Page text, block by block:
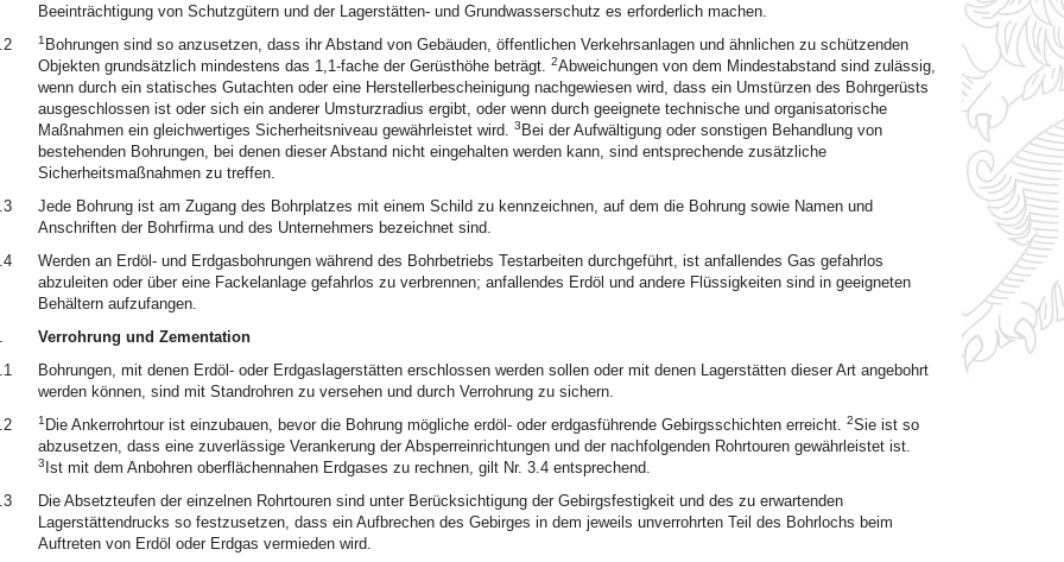
Beeinträchtigung von Schutzgütern und der Lagerstätten- und Grundwasserschutz es erforderlich machen.
1 Bohrungen sind so anzusetzen, dass ihr Abstand von Gebäuden, öffentlichen Verkehrsanlagen und ähnlichen zu schützenden
Objekten grundsätzlich mindestens das 1,1-fache der Gerüsthöhe beträgt. 2Abweichungen von dem Mindestabstand sind zulässig,
wenn durch ein statisches Gutachten oder eine Herstellerbescheinigung nachgewiesen wird, dass ein Umstürzen des Bohrgerüsts
ausgeschlossen ist oder sich ein anderer Umsturzradius ergibt, oder wenn durch geeignete technische und organisatorische
Maßnahmen ein gleichwertiges Sicherheitsniveau gewährleistet wird. 3 Bei der Aufwältigung oder sonstigen Behandlung von
bestehenden Bohrungen, bei denen dieser Abstand nicht eingehalten werden kann, sind entsprechende zusätzliche
Sicherheitsmaßnahmen zu treffen.
Jede Bohrung ist am Zugang des Bohrplatzes mit einem Schild zu kennzeichnen, auf dem die Bohrung sowie Namen und
Anschriften der Bohrfirma und des Unternehmers bezeichnet sind.
Werden an Erdöl- und Erdgasbohrungen während des Bohrbetriebs Testarbeiten durchgeführt, ist anfallendes Gas gefahrlos
abzuleiten oder über eine Fackelanlage gefahrlos zu verbrennen; anfallendes Erdöl und andere Flüssigkeiten sind in geeigneten
Behältern aufzufangen.
Verrohrung und Zementation
Bohrungen, mit denen Erdöl- oder Erdgaslagerstätten erschlossen werden sollen oder mit denen Lagerstätten dieser Art angebohrt
werden können, sind mit Standrohren zu versehen und durch Verrohrung zu sichern.
1 Die Ankerrohrtour ist einzubauen, bevor die Bohrung mögliche erdöl- oder erdgasführende Gebirgsschichten erreicht. 2Sie ist so
abzusetzen, dass eine zuverlässige Verankerung der Absperreinrichtungen und der nachfolgenden Rohrtouren gewährleistet ist.
3 Ist mit dem Anbohren oberflächennahen Erdgases zu rechnen, gilt Nr. 3.4 entsprechend.
Die Absetzteufen der einzelnen Rohrtouren sind unter Berücksichtigung der Gebirgsfestigkeit und des zu erwartenden
Lagerstättendrucks so festzusetzen, dass ein Aufbrechen des Gebirges in dem jeweils unverrohrten Teil des Bohrlochs beim
Auftreten von Erdöl oder Erdgas vermieden wird.